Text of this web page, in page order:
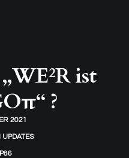
ist
?
2021
UPDATES